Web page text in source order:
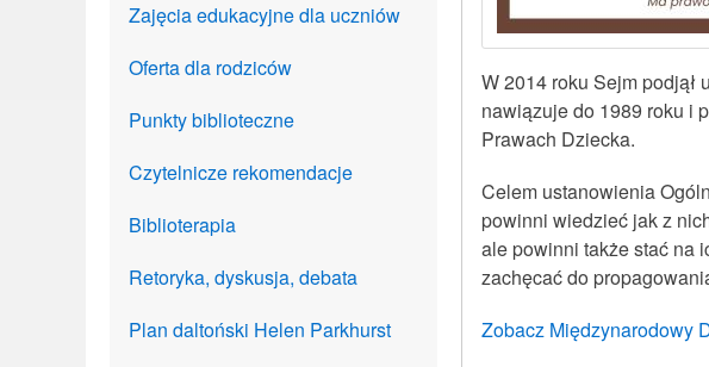
W 2014 roku Sejm podjął
nawiązuje do 1989 roku i
Prawach Dziecka.
Celem ustanowienia
powinni wiedzieć jak z
ale powinni także stać na
zachęcać do
Zobacz Międzynarodowy
Zajęcia edukacyjne dla uczniów
Oferta dla rodziców
Punkty biblioteczne
Czytelnicze rekomendacje
Biblioterapia
Retoryka, dyskusja, debata
Plan daltoński Helen Parkhurst